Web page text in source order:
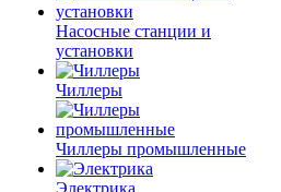
Насосные станции и
установки
Чиллеры
Чиллеры промышленные
Электрика